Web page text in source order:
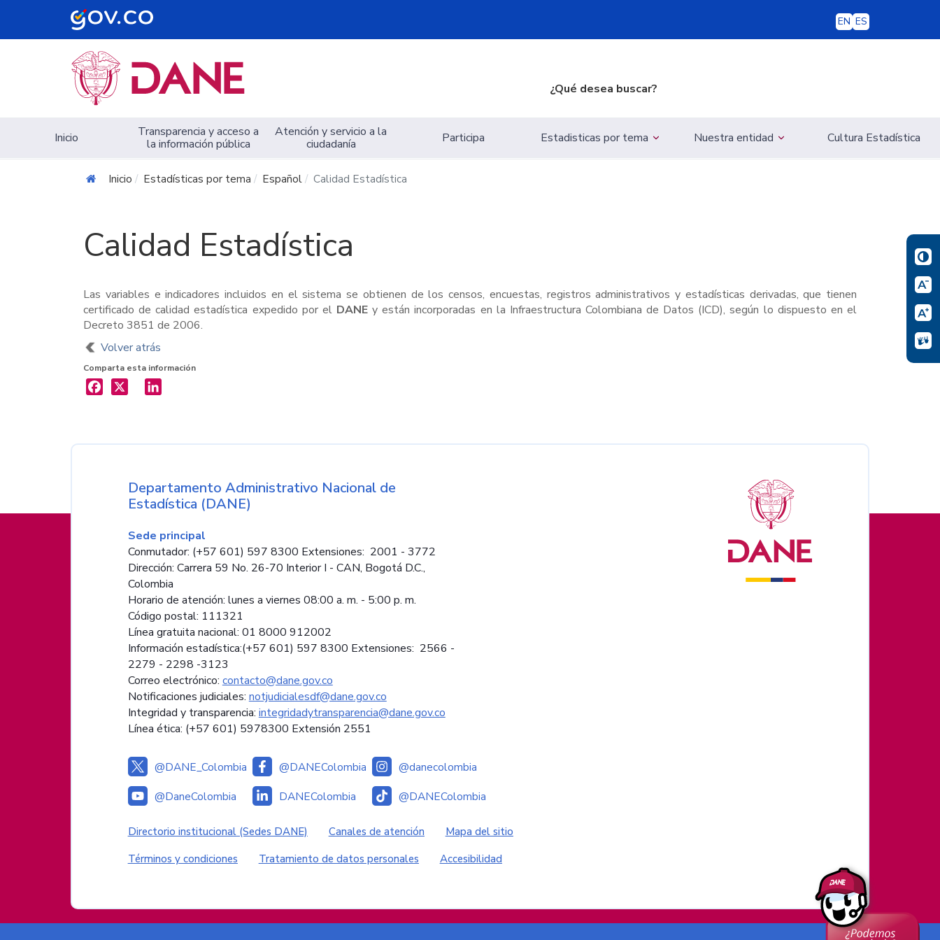
EN ES
¿Qué desea buscar?
Inicio
Transparencia y acceso a
la información pública
Atención y servicio a la
ciudadanía
Participa Estadisticas por tema Nuestra entidad Cultura Estadística
Inicio Estadísticas por tema Español Calidad Estadística
Calidad Estadística
Las variables e indicadores incluidos en el sistema se obtienen de los censos, encuestas, registros administrativos y estadísticas derivadas, que tienen
certificado de calidad estadística expedido por el DANEy están incorporadas en la Infraestructura Colombiana de Datos (ICD), según lo dispuesto en el
Decreto 3851 de 2006.
Volver atrás
Comparta esta información
X LinkedIn
Información de pie de página
Nombre de la entidad
Departamento Administrativo Nacional de
Estadística (DANE)
Sede principal
Conmutador: (+57 601) 597 8300 Extensiones: 2001 - 3772
Dirección: Carrera 59 No. 26-70 Interior I - CAN, Bogotá D.C.,
Colombia
Horario de atención: lunes a viernes 08:00 a. m. - 5:00 p. m.
Código postal: 111321
Línea gratuita nacional: 01 8000 912002
Información estadística:(+57 601) 597 8300 Extensiones: 2566 -
2279 - 2298 -3123
Correo electrónico: contacto@dane.gov.co
Notificaciones judiciales: notjudicialesdf@dane.gov.co
Integridad y transparencia: integridadytransparencia@dane.gov.co
Línea ética: (+57 601) 5978300 Extensión 2551
@DANE_Colombia @DANEColombia
@danecolombia
@DaneColombia
DANEColombia @DANEColombia
Enlaces institucionales
Directorio institucional (Sedes DANE) Canales de atención Mapa del sitio
Enlaces del sitio
Términos y condiciones Tratamiento de datos personales Accesibilidad